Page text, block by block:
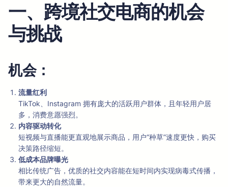
一、跨境社交电商的机会
与挑战
机会：
流量红利
TikTok、Instagram 拥有庞大的活跃用户群体，且年轻用户居
多，消费意愿强烈。
内容驱动转化
短视频与直播能更直观地展示商品，用户“种草”速度更快，购买
决策路径缩短。
低成本品牌曝光
相比传统广告，优质的社交内容能在短时间内实现病毒式传播，
带来更大的自然流量。